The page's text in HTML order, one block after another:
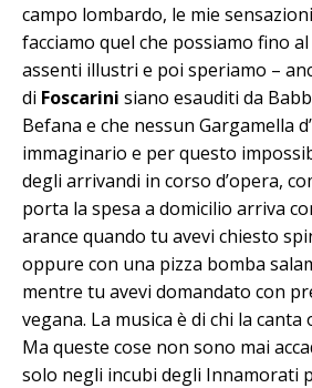
campo lombardo, le mie
facciamo quel che possiamo fino
assenti illustri e poi speriamo –
di Foscarini siano esauditi da
Befana e che nessun Gargamella
immaginario e per questo
degli arrivandi in corso d’opera,
porta la spesa a domicilio arriva
arance quando tu avevi chiesto
oppure con una pizza bomba
mentre tu avevi domandato con
vegana. La musica è di chi la canta
Ma queste cose non sono mai
solo negli incubi degli Innamorati